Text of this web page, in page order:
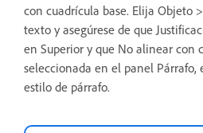
con cuadrícula base. Elija Objeto
texto y asegúrese de que
en Superior y que No alinear con
seleccionada en el panel Párrafo,
estilo de párrafo.